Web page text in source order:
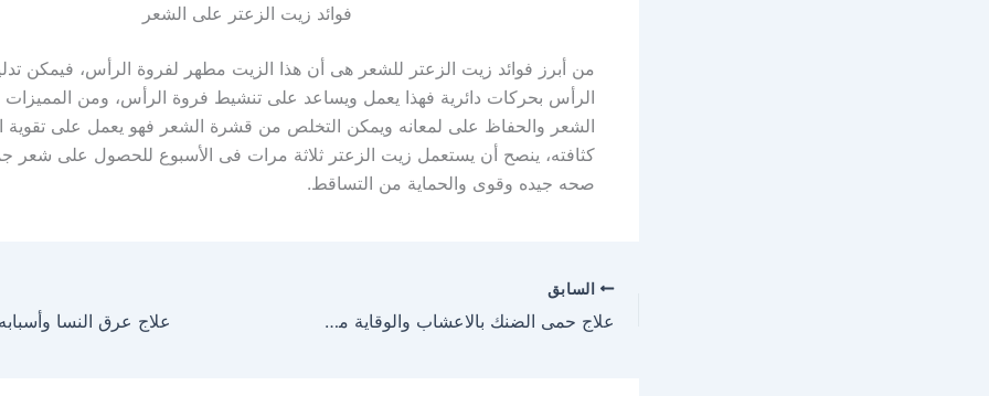
فوائد زيت الزعتر على الشعر
من أبرز فوائد زيت الزعتر للشعر هى أن هذا الزيت مطهر لفروة الرأس، فيمكن
الرأس بحركات دائرية فهذا يعمل ويساعد على تنشيط فروة الرأس، ومن المميزات
الشعر والحفاظ على لمعانه ويمكن التخلص من قشرة الشعر فهو يعمل على تقوية
كثافته، ينصح أن يستعمل زيت الزعتر ثلاثة مرات فى الأسبوع للحصول على شعر
صحه جيده وقوى والحماية من التساقط.
السابق
علاج حمى الضنك بالاعشاب والوقاية من حمى الضنك